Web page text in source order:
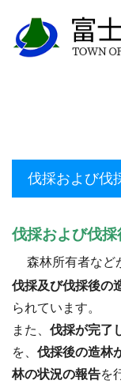
伐採および伐
伐採および伐
森林所有者など
伐採及び伐採後の
られています。
また、 伐採が完了
を、 伐採後の造林
林の状況の報告を